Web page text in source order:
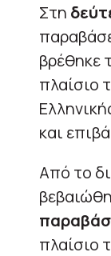
Στη
βρέθηκε
πλαίσιο
και
Από το
πλαίσιο